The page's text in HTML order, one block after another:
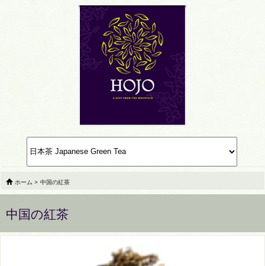
ホーム > 中国の紅茶
中国の紅茶